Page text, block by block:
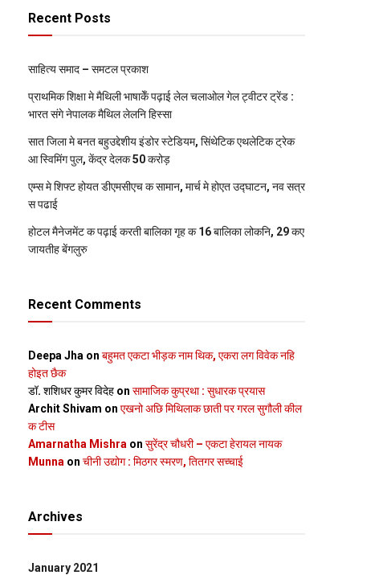
Recent Posts
साहित्य समाद – समटल प्रकाश
प्राथमिक शि‍क्षा मे मैथि‍ली भाषाकेँ पढ़ाई लेल चलाओल गेल ट्वीटर ट्रेंड :
भारत संगे नेपालक मैथिल लेलनि हिस्सा
सात जिला मे बनत बहुउद्देशीय इंडोर स्‍टेडि‍यम, सिंथेटिक एथलेटिक ट्रेक
आ स्विमिंग पुल, केंद्र देलक 50 करोड़
एम्स मे शिफ्ट होयत डीएमसीएच क सामान, मार्च मे होएत उद्घाटन, नव सत्र
स पढाई
होटल मैनेजमेंट क पढ़ाई करती बालिका गृह क 16 बालिका लोकनि, 29 कए
जायतीह बेंगलुरु
Recent Comments
Deepa Jha on बहुमत एकटा भीड़क नाम थिक, एकरा लग विवेक नहि
होइत छैक
डॉ. शशिधर कुमर विदेह on सामाजिक कुप्रथा : सुधारक प्रयास
Archit Shivam on एखनो अछि मिथिलाक छाती पर गरल सुगौली कील
क टीस
Amarnatha Mishra on सुरेंद्र चौधरी – एकटा हेरायल नायक
Munna on चीनी उद्योग : मिठगर स्‍मरण, तितगर सच्‍चाई
Archives
January 2021